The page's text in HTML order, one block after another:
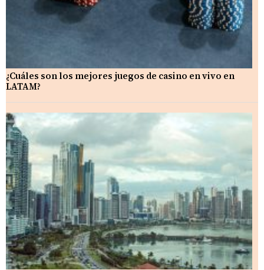
¿Cuáles son los mejores juegos de casino en vivo en
LATAM?